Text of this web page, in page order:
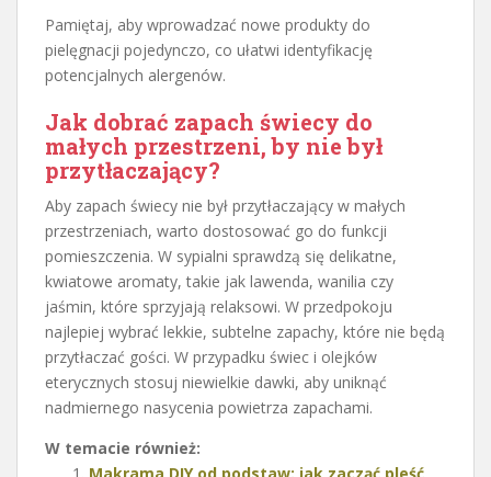
Pamiętaj, aby wprowadzać nowe produkty do
pielęgnacji pojedynczo, co ułatwi identyfikację
potencjalnych alergenów.
Jak dobrać zapach świecy do
małych przestrzeni, by nie był
przytłaczający?
Aby zapach świecy nie był przytłaczający w małych
przestrzeniach, warto dostosować go do funkcji
pomieszczenia. W sypialni sprawdzą się delikatne,
kwiatowe aromaty, takie jak lawenda, wanilia czy
jaśmin, które sprzyjają relaksowi. W przedpokoju
najlepiej wybrać lekkie, subtelne zapachy, które nie będą
przytłaczać gości. W przypadku świec i olejków
eterycznych stosuj niewielkie dawki, aby uniknąć
nadmiernego nasycenia powietrza zapachami.
W temacie również:
Makrama DIY od podstaw: jak zacząć pleść